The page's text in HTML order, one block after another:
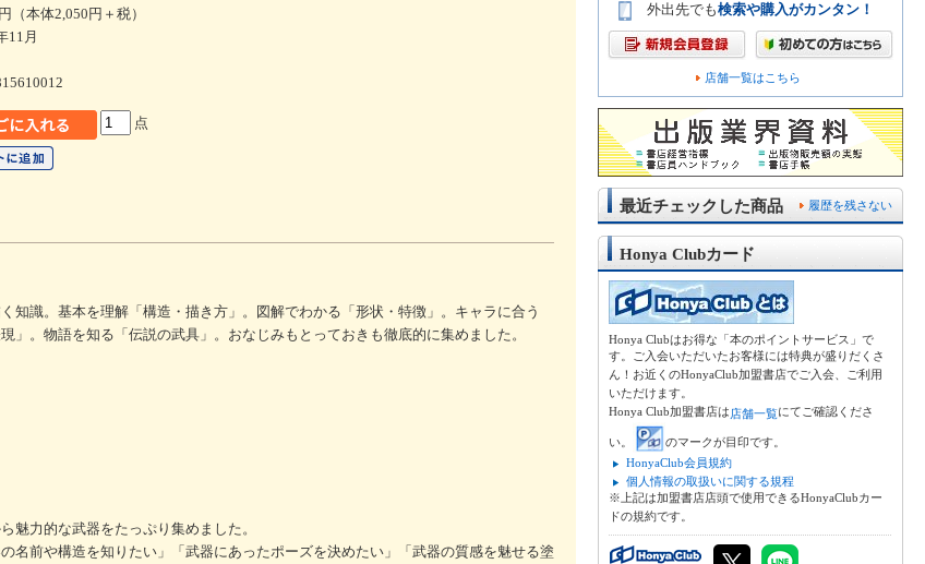
（本体2,050円＋税）
11月
点
知識。基本を理解「構造・描き方」。図解でわかる「形状・特徴」。キャラに合う
」。物語を知る「伝説の武具」。おなじみもとっておきも徹底的に集めました。
魅力的な武器をたっぷり集めました。
名前や構造を知りたい」「武器にあったポーズを決めたい」「武器の質感を魅せる塗
外出先でも検索や購入がカンタン！
店舗一覧はこちら
履歴を残さない
最近チェックした商品
Honya Clubカード
Honya Clubはお得な「本のポイントサービス」で
す。ご入会いただいたお客様には特典が盛りだくさ
ん！お近くのHonyaClub加盟書店でご入会、ご利用
いただけます。
Honya Club加盟書店は店舗一覧にてご確認くださ
い。
のマークが目印です。
HonyaClub会員規約
個人情報の取扱いに関する規程
※上記は加盟書店店頭で使用できるHonyaClubカー
ドの規約です。